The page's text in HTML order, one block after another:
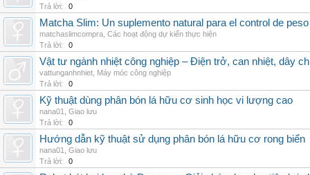
Trả lời:
0
Matcha Slim: Un suplemento natural para el control de peso
matchaslimcompra Các hoạt động dự kiến thực hiện
Trả lời:
0
Vật tư ngành nhiệt công nghiệp – Điện trở, can nhiệt, dây
vattunganhnhiet Máy móc công nghiệp
Trả lời:
0
Kỹ thuật dùng phân bón lá hữu cơ sinh học vi lượng cao
nana01
Giao lưu
Trả lời:
0
Hướng dẫn kỹ thuật sử dụng phân bón lá hữu cơ rong biển
nana01
Giao lưu
Trả lời:
0